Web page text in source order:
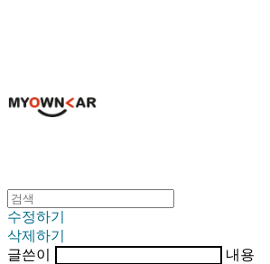
수정하기
삭제하기
글쓴이
내용